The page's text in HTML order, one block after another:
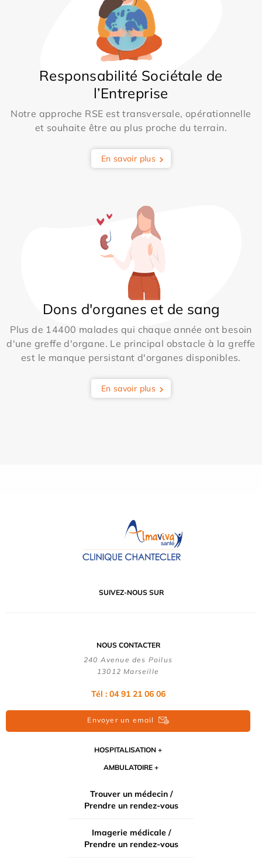
Responsabilité Sociétale de
l’Entreprise
Notre approche RSE est transversale, opérationnelle
et souhaite être au plus proche du terrain.
En savoir plus
Dons d'organes et de sang
Plus de 14400 malades qui chaque année ont besoin
d'une greffe d'organe. Le principal obstacle à la greffe
est le manque persistant d'organes disponibles.
En savoir plus
SUIVEZ-NOUS SUR
NOUS CONTACTER
240 Avenue des Poilus
13012 Marseille
Tél : 04 91 21 06 06
Envoyer un email
HOSPITALISATION
AMBULATOIRE
Trouver un médecin /
Prendre un rendez-vous
Imagerie médicale /
Prendre un rendez-vous